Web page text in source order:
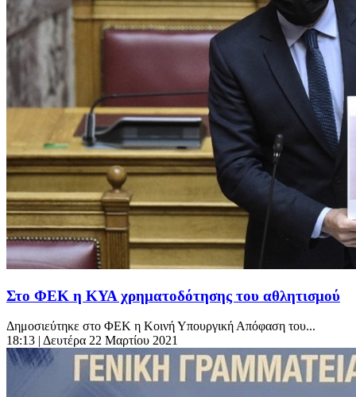
Στο ΦΕΚ η ΚΥΑ χρηματοδότησης του αθλητισμού
Δημοσιεύτηκε στο ΦΕΚ η Κοινή Υπουργική Απόφαση του...
18:13 | Δευτέρα 22 Μαρτίου 2021